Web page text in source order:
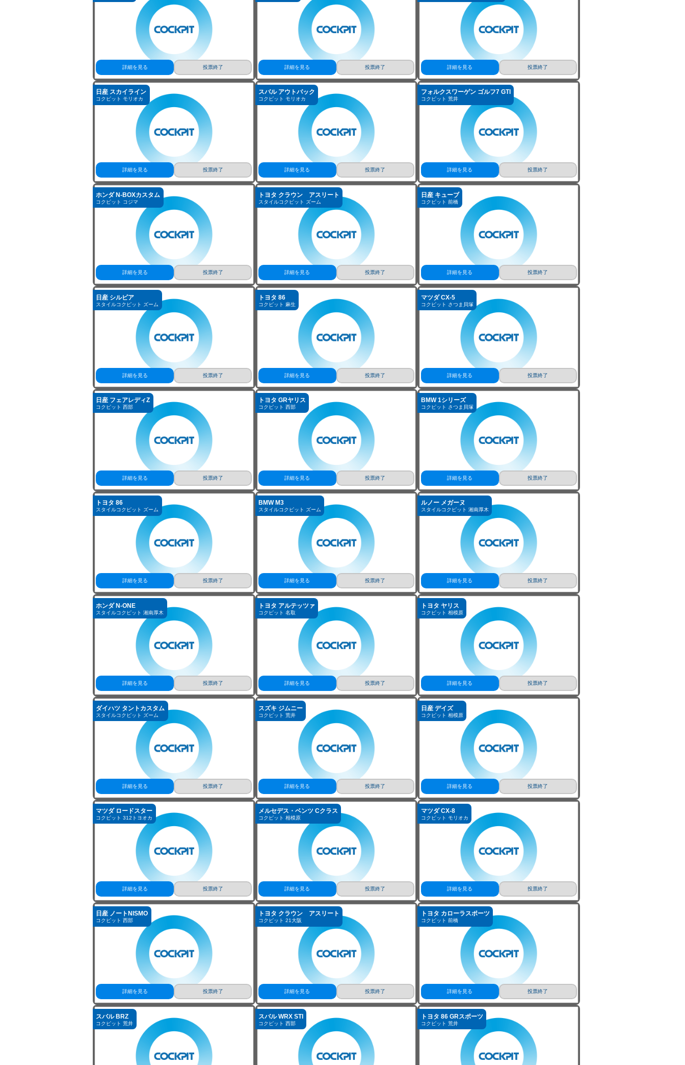
詳細を見る 詳細を見る 詳細を見る
日産 スカイライン
コクピット モリオカ
詳細を見る
スバル アウトバック
コクピット モリオカ
詳細を見る
フォルクスワーゲン ゴルフ7 GTI
詳細を見る
ホンダ N-BOXカスタム
コクピット コジマ
詳細を見る
トヨタ クラウン アスリート
スタイルコクピット ズーム
詳細を見る 詳細を見る
スタイルコクピット ズーム
詳細を見る 詳細を見る
コクピット さつま貝塚
詳細を見る
日産 フェアレディZ
詳細を見る
トヨタ GRヤリス
詳細を見る
BMW 1シリーズ
コクピット さつま貝塚
詳細を見る
スタイルコクピット ズーム
詳細を見る
スタイルコクピット ズーム
詳細を見る
スタイルコクピット 湘南厚木
詳細を見る
スタイルコクピット 湘南厚木
詳細を見る
トヨタ アルテッツァ
詳細を見る
コクピット 相模原
詳細を見る
ダイハツ タントカスタム
スタイルコクピット ズーム
詳細を見る
スズキ ジムニー
詳細を見る
コクピット 相模原
詳細を見る
マツダ ロードスター
コクピット 312トヨオカ
詳細を見る
メルセデス・ベンツ Cクラス
コクピット 相模原
詳細を見る
コクピット モリオカ
詳細を見る
日産 ノートNISMO
詳細を見る
トヨタ クラウン アスリート
コクピット 21大阪
詳細を見る
トヨタ カローラスポーツ
詳細を見る
スバル WRX STI トヨタ 86 GRスポーツ